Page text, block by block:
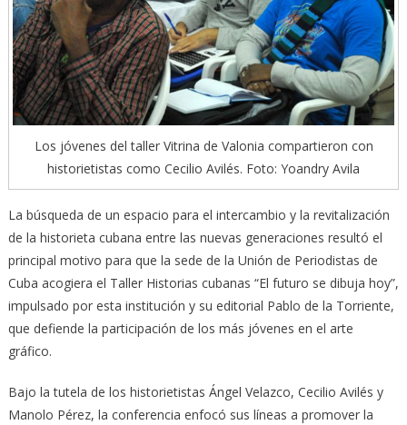
Los jóvenes del taller Vitrina de Valonia compartieron con
historietistas como Cecilio Avilés. Foto: Yoandry Avila
La búsqueda de un espacio para el intercambio y la revitalización
de la historieta cubana entre las nuevas generaciones resultó el
principal motivo para que la sede de la Unión de Periodistas de
Cuba acogiera el Taller Historias cubanas “El futuro se dibuja hoy”,
impulsado por esta institución y su editorial Pablo de la Torriente,
que defiende la participación de los más jóvenes en el arte
gráfico.
Bajo la tutela de los historietistas Ángel Velazco, Cecilio Avilés y
Manolo Pérez, la conferencia enfocó sus líneas a promover la